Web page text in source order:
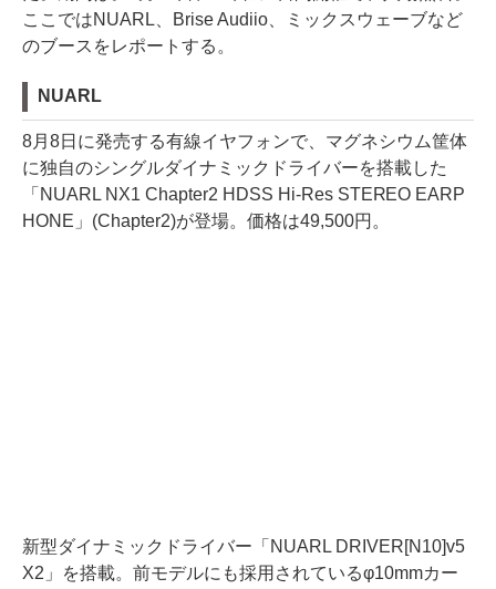
ここではNUARL、Brise Audiio、ミックスウェーブなど
のブースをレポートする。
NUARL
8月8日に発売する有線イヤフォンで、マグネシウム筐体
に独自のシングルダイナミックドライバーを搭載した
「NUARL NX1 Chapter2 HDSS Hi-Res STEREO EARP
HONE」(Chapter2)が登場。価格は49,500円。
新型ダイナミックドライバー「NUARL DRIVER[N10]v5
X2」を搭載。前モデルにも採用されているφ10mmカー